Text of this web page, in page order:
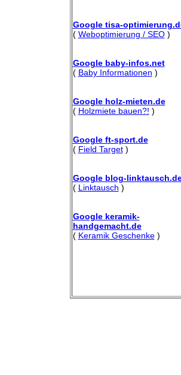
Google tisa-
( Weboptimierung / SEO)
Google baby-infos.net
( Baby Informationen )
Google holz-mieten.de
( Holzmiete bauen?! )
Google ft-sport.de
( Field Target)
Google blog-
( Linktausch )
Google keramik-
handgemacht.de
( Keramik Geschenke)